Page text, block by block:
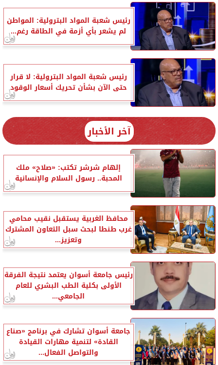
رئيس شعبة المواد البترولية: المواطن
لم يشعر بأي أزمة في الطاقة رغم...
رئيس شعبة المواد البترولية: لا قرار
حتى الآن بشأن تحريك أسعار الوقود
آخر الأخبار
إلهام شرشر تكتب: «صلاح» ملك
المحبة.. رسول السلام والإنسانية
محافظ الغربية يستقبل نقيب محامي
غرب طنطا لبحث سبل التعاون المشترك
وتعزيز...
رئيس جامعة أسوان يعتمد نتيجة الفرقة
الأولى بكلية الطب البشري للعام
الجامعي...
جامعة أسوان تشارك في برنامج «صناع
القادة» لتنمية مهارات القيادة
والتواصل الفعال...